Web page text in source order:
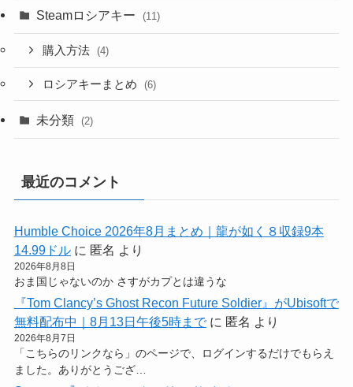
Steamロシアキー (11)
購入方法 (4)
ロシアキーまとめ (6)
未分類 (2)
最近のコメント
Humble Choice 2026年8月まとめ｜龍が如く８収録9本
14.99ドルに 匿名 より
2026年8月8日
おま国じゃないのか さすがカプとは違うな
『Tom Clancy’s Ghost Recon Future Soldier』がUbisoftで
無料配布中｜8月13日午後5時までに 匿名 より
2026年8月7日
「こちらのリンクなら」のページで、ログインするだけでもらえ
ました。ありがとうござ…